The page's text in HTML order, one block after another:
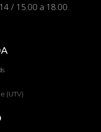
/ 15.00 a 18.00.
(UTV)